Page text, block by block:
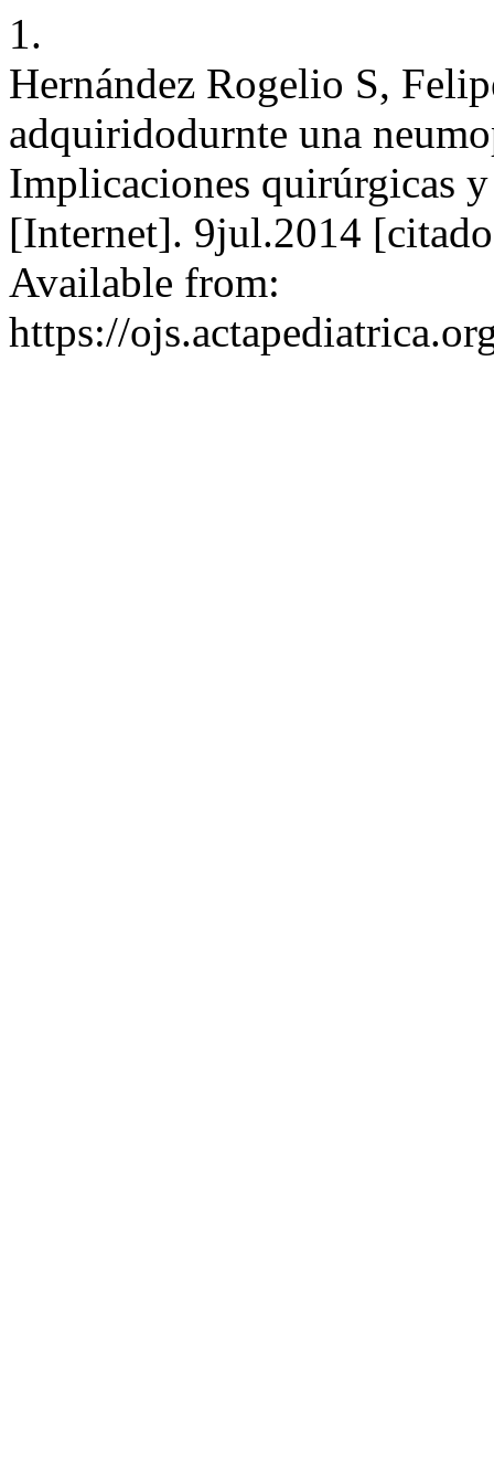
1.
Hernández Rogelio S,
adquiridodurnte una
Implicaciones quirúrgicas
[Internet]. 9jul.2014
Available from:
https://